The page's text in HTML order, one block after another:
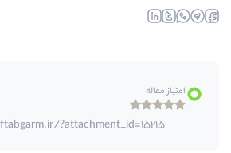
whatsapp
twitter
linkedin
0امتیاز مقاله
?attachment_id=15215